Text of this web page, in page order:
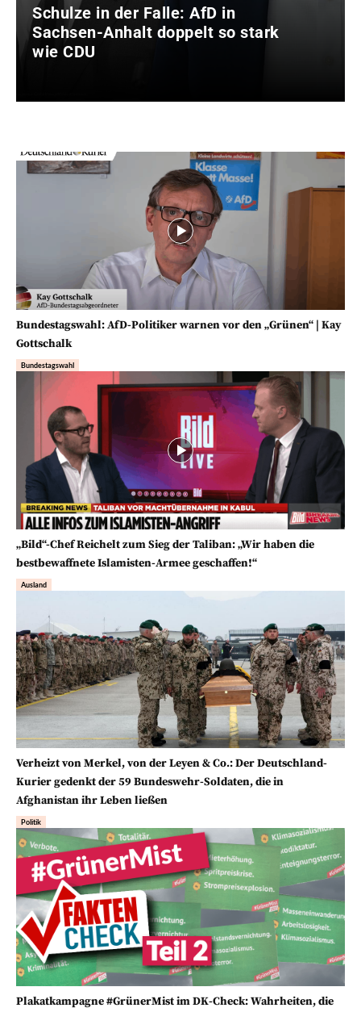
Schulze in der Falle: AfD in
Sachsen-Anhalt doppelt so stark
wie CDU
Bundestagswahl: AfD-Politiker warnen vor den „Grünen“ | Kay
Gottschalk
Bundestagswahl
„Bild“-Chef Reichelt zum Sieg der Taliban: „Wir haben die
bestbewaffnete Islamisten-Armee geschaffen!“
Ausland
Verheizt von Merkel, von der Leyen & Co.: Der Deutschland-
Kurier gedenkt der 59 Bundeswehr-Soldaten, die in
Afghanistan ihr Leben ließen
Politik
Plakatkampagne #GrünerMist im DK-Check: Wahrheiten, die